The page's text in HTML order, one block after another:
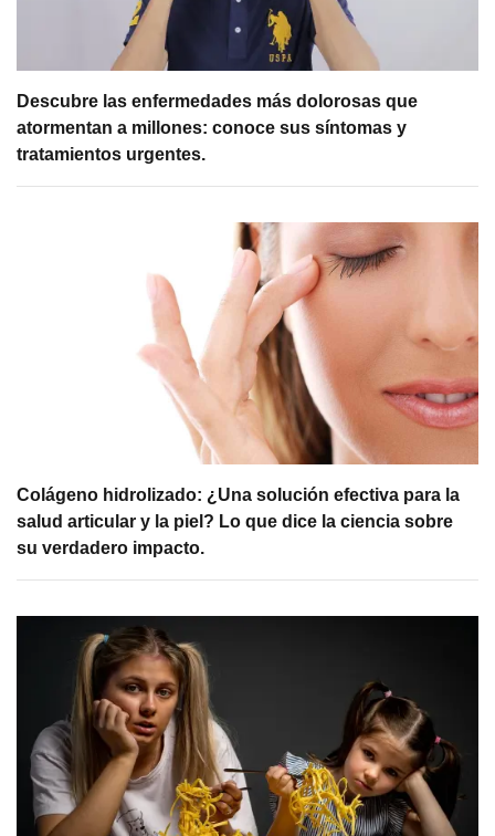
Descubre las enfermedades más dolorosas que
atormentan a millones: conoce sus síntomas y
tratamientos urgentes.
Colágeno hidrolizado: ¿Una solución efectiva para la
salud articular y la piel? Lo que dice la ciencia sobre
su verdadero impacto.